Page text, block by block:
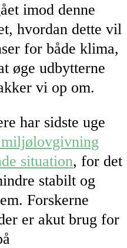
imod denne
hvordan dette vil
for både klima,
øge udbytterne
vi op om.
har sidste uge
situation, for det
stabilt og
Forskerne
er akut brug for